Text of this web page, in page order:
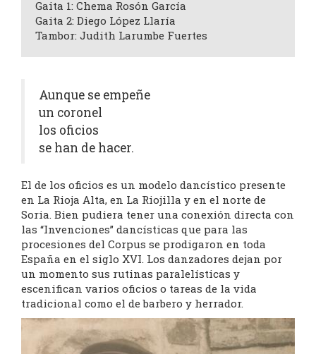
Gaita 1: Chema Rosón García
Gaita 2: Diego López Llaría
Tambor: Judith Larumbe Fuertes
Aunque se empeñe
un coronel
los oficios
se han de hacer.
El de los oficios es un modelo dancístico presente
en La Rioja Alta, en La Riojilla y en el norte de
Soria. Bien pudiera tener una conexión directa con
las “Invenciones” dancísticas que para las
procesiones del Corpus se prodigaron en toda
España en el siglo XVI. Los danzadores dejan por
un momento sus rutinas paralelísticas y
escenifican varios oficios o tareas de la vida
tradicional como el de barbero y herrador.